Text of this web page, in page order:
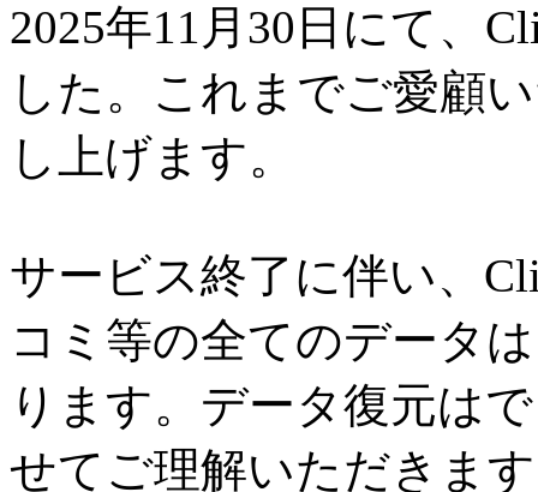
2025年11月30日にて、
した。これまでご愛顧
し上げます。
サービス終了に伴い、
コミ等の全てのデータ
ります。データ復元は
せてご理解いただきま